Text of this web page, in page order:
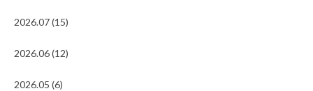
2026.07 (15)
2026.06 (12)
2026.05 (6)